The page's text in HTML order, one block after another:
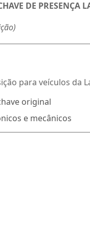
DE PRESENÇA
para veículos da
original
e mecânicos